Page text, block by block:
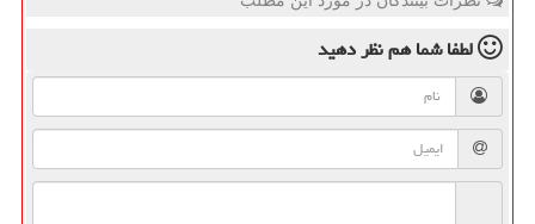
لطفا شما همنظر دهید